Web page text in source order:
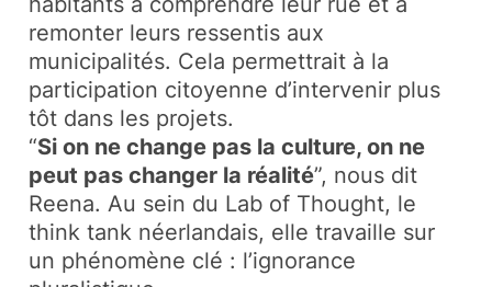
remonter leurs ressentis aux
municipalités. Cela permettrait à la
participation citoyenne d’intervenir plus
tôt dans les projets.​
“Si on ne change pas la culture, on ne
peut pas changer la réalité”, nous dit
Reena. Au sein du Lab of Thought, le
think tank néerlandais, elle travaille sur
un phénomène clé : l’ignorance